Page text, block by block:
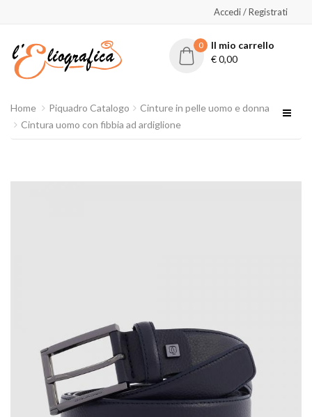
Accedi / Registrati
0
Il mio carrello
€0,00
Home Piquadro Catalogo
Cinture in pelle uomo e donna
Cintura uomo con fibbia ad ardiglione